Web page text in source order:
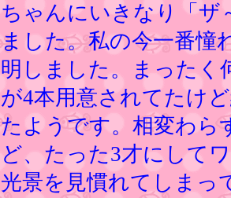
ちゃんにいきなり「ザ
ました。私の今一番憧
明しました。まったく
が4本用意されてたけ
たようです。相変わら
ど、たった3才にして
光景を見慣れてしまっ